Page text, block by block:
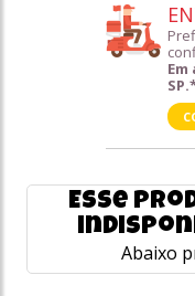
Esse
Abaixo